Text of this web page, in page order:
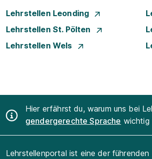
Lehrstellen Leonding
Lehrstellen St. Pölten
Lehrstellen Wels
Hier erfährst du, warum uns bei
gendergerechte Sprache wichtig
Lehrstellenportal ist eine der führenden